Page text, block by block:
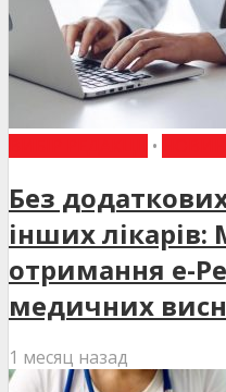
•
Без
інших
отримання е-
медичних
1 месяц назад